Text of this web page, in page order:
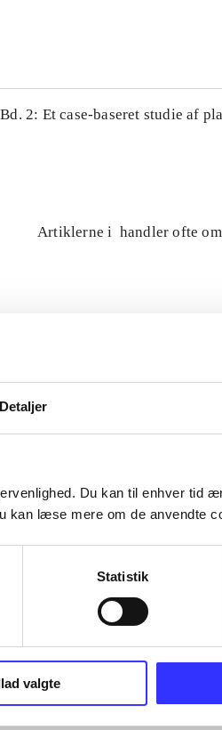
Detaljer
Du kan til enhver tid
læse mere om de anvendte
Statistik
valgte
2: Et case-baseret studie af
Artiklerne i handler ofte om